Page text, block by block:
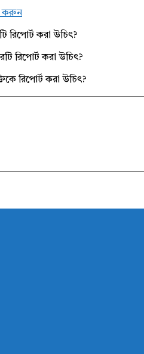
করুন
রিপোর্ট করা উচিৎ?
রিপোর্ট করা উচিৎ?
রিপোর্ট করা উচিৎ?